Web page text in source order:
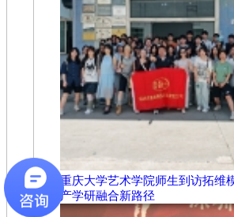
重庆大学艺术学院师生到访拓维
产学研融合新路径